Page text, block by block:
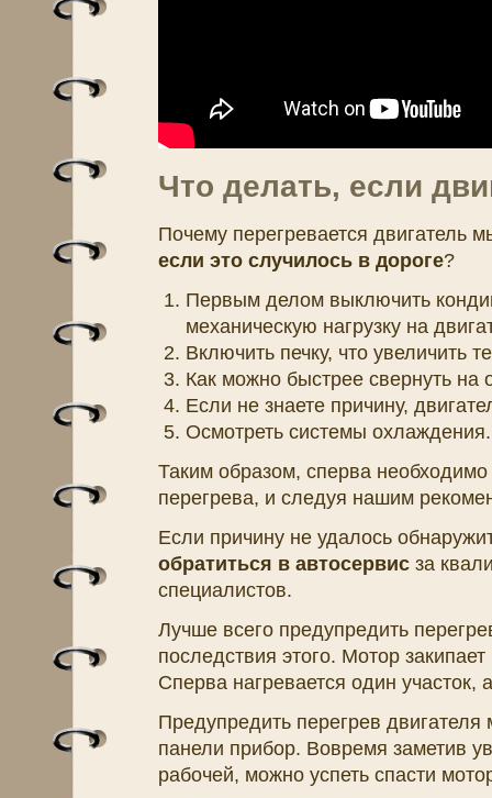
Что делать, если
Почему перегревается двигатель
если это случилось в дороге?
Первым делом выключить
механическую нагрузку на
Включить печку, что увеличить
Как можно быстрее свернуть на
Если не знаете причину,
Осмотреть системы охлаждения.
Таким образом, сперва
перегрева, и следуя нашим
Если причину не удалось
обратиться в автосервисза
специалистов.
Лучше всего предупредить
последствия этого. Мотор
Сперва нагревается один участок,
Предупредить перегрев
панели прибор. Вовремя заметив
рабочей, можно успеть спасти